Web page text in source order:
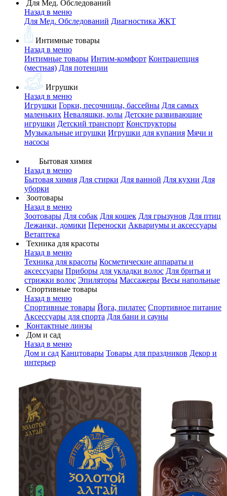
Для Мед. Обследований
Назад в меню
Для Мед. Обследований Диагностика ЖКТ
Интимные товары
Назад в меню
Интимные товары Интим-комфорт Контрацепция
(местная) Для потенции
Игрушки
Назад в меню
Игрушки Горки, песочницы, бассейны Для самых
маленьких Неваляшки, юлы Детские развивающие
игрушки Детский транспорт Конструкторы
Музыкальные игрушки Игрушки для купания Мячи и
насосы
Бытовая химия
Назад в меню
Бытовая химия Для стирки Для ванной Для кухни Для
уборки
Зоотовары
Назад в меню
Зоотовары Для собак Для кошек Для грызунов Для птиц
Лежанки, домики Переноски Аквариумы и аксессуары
Ветаптека
Техника для красоты
Назад в меню
Техника для красоты Косметические аппараты и
аксессуары Приборы для укладки волос Для бритья и
стрижки волос Эпиляторы Массажеры Весы напольные
Спортивные товары
Назад в меню
Спортивные товары Йога, пилатес Спортивное питание
Аксессуары для спорта Для бани и сауны
Контактные линзы
Дом и сад
Назад в меню
Дом и сад Канцтовары Товары для праздников Декор и
интерьер